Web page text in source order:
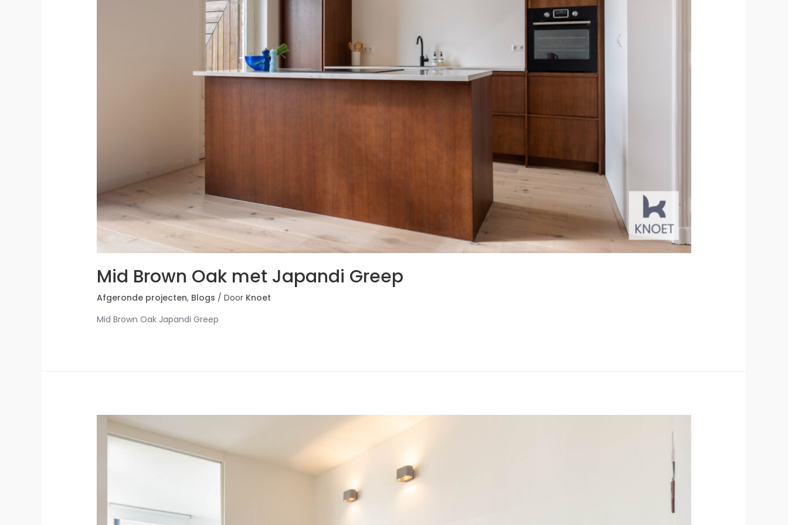
Mid Brown Oak met Japandi Greep
Afgeronde projecten, Blogs / Door Knoet
Mid Brown Oak Japandi Greep